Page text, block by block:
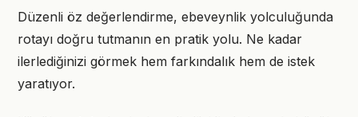
Düzenli öz değerlendirme, ebeveynlik yolculuğunda
rotayı doğru tutmanın en pratik yolu. Ne kadar
ilerlediğinizi görmek hem farkındalık hem de istek
yaratıyor.